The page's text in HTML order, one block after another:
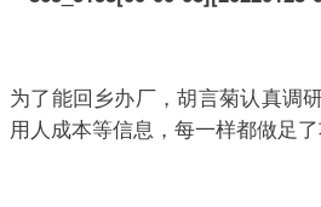
为了能回乡办厂，胡言菊认真调
用人成本等信息，每一样都做足了